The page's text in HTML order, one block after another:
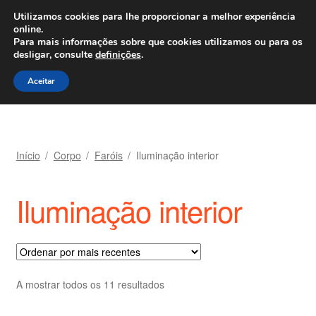
ENVIO a partir de 7 EUR
Ligue para 800 500 626diariamente
Ir
para
a
Saltar
para
o
Carrinho
Confira
Contato
Minha conta
Início / Corpo / Faróis / Iluminação interior
Iluminação interior
A mostrar todos os 11 resultadosOrdenado
Utilizamos cookies para lhe proporcionar a melhor experiência
online.
Para mais informações sobre que cookies utilizamos ou para os
desligar, consulte definições.
Aceitar